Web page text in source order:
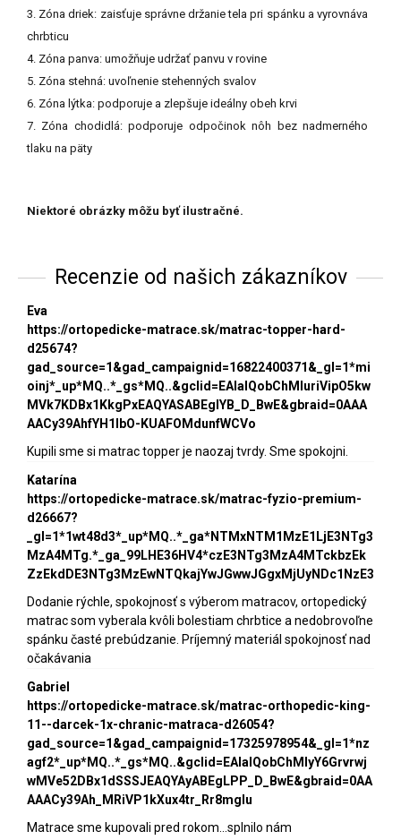
3. Zóna driek: zaisťuje správne držanie tela pri spánku a vyrovnáva
chrbticu
4. Zóna panva: umožňuje udržať panvu v rovine
5. Zóna stehná: uvoľnenie stehenných svalov
6. Zóna lýtka: podporuje a zlepšuje ideálny obeh krvi
7. Zóna chodidlá: podporuje odpočinok nôh bez nadmerného
tlaku na päty
Niektoré obrázky môžu byť ilustračné.
Recenzie od našich zákazníkov
Eva
https://ortopedicke-matrace.sk/matrac-topper-hard-
d25674?
gad_source=1&gad_campaignid=16822400371&_gl=1*mi
oinj*_up*MQ..*_gs*MQ..&gclid=EAIaIQobChMIuriVipO5kw
MVk7KDBx1KkgPxEAQYASABEgIYB_D_BwE&gbraid=0AAA
AACy39AhfYH1lbO-KUAFOMdunfWCVo
Kupili sme si matrac topper je naozaj tvrdy. Sme spokojni.
Katarína
https://ortopedicke-matrace.sk/matrac-fyzio-premium-
d26667?
_gl=1*1wt48d3*_up*MQ..*_ga*NTMxNTM1MzE1LjE3NTg3
MzA4MTg.*_ga_99LHE36HV4*czE3NTg3MzA4MTckbzEk
ZzEkdDE3NTg3MzEwNTQkajYwJGwwJGgxMjUyNDc1NzE3
Dodanie rýchle, spokojnosť s výberom matracov, ortopedický
matrac som vyberala kvôli bolestiam chrbtice a nedobrovoľne
spánku časté prebúdzanie. Príjemný materiál spokojnosť nad
očakávania
Gabriel
https://ortopedicke-matrace.sk/matrac-orthopedic-king-
11--darcek-1x-chranic-matraca-d26054?
gad_source=1&gad_campaignid=17325978954&_gl=1*nz
agf2*_up*MQ..*_gs*MQ..&gclid=EAIaIQobChMIyY6Grvrwj
wMVe52DBx1dSSSJEAQYAyABEgLPP_D_BwE&gbraid=0AA
AAACy39Ah_MRiVP1kXux4tr_Rr8mgIu
Matrace sme kupovali pred rokom...splnilo nám